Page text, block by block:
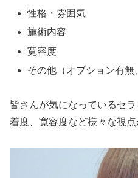
性格・雰囲気
施術内容
寛容度
その他（オプション有無
皆さんが気になっているセ
着度、寛容度など様々な視点